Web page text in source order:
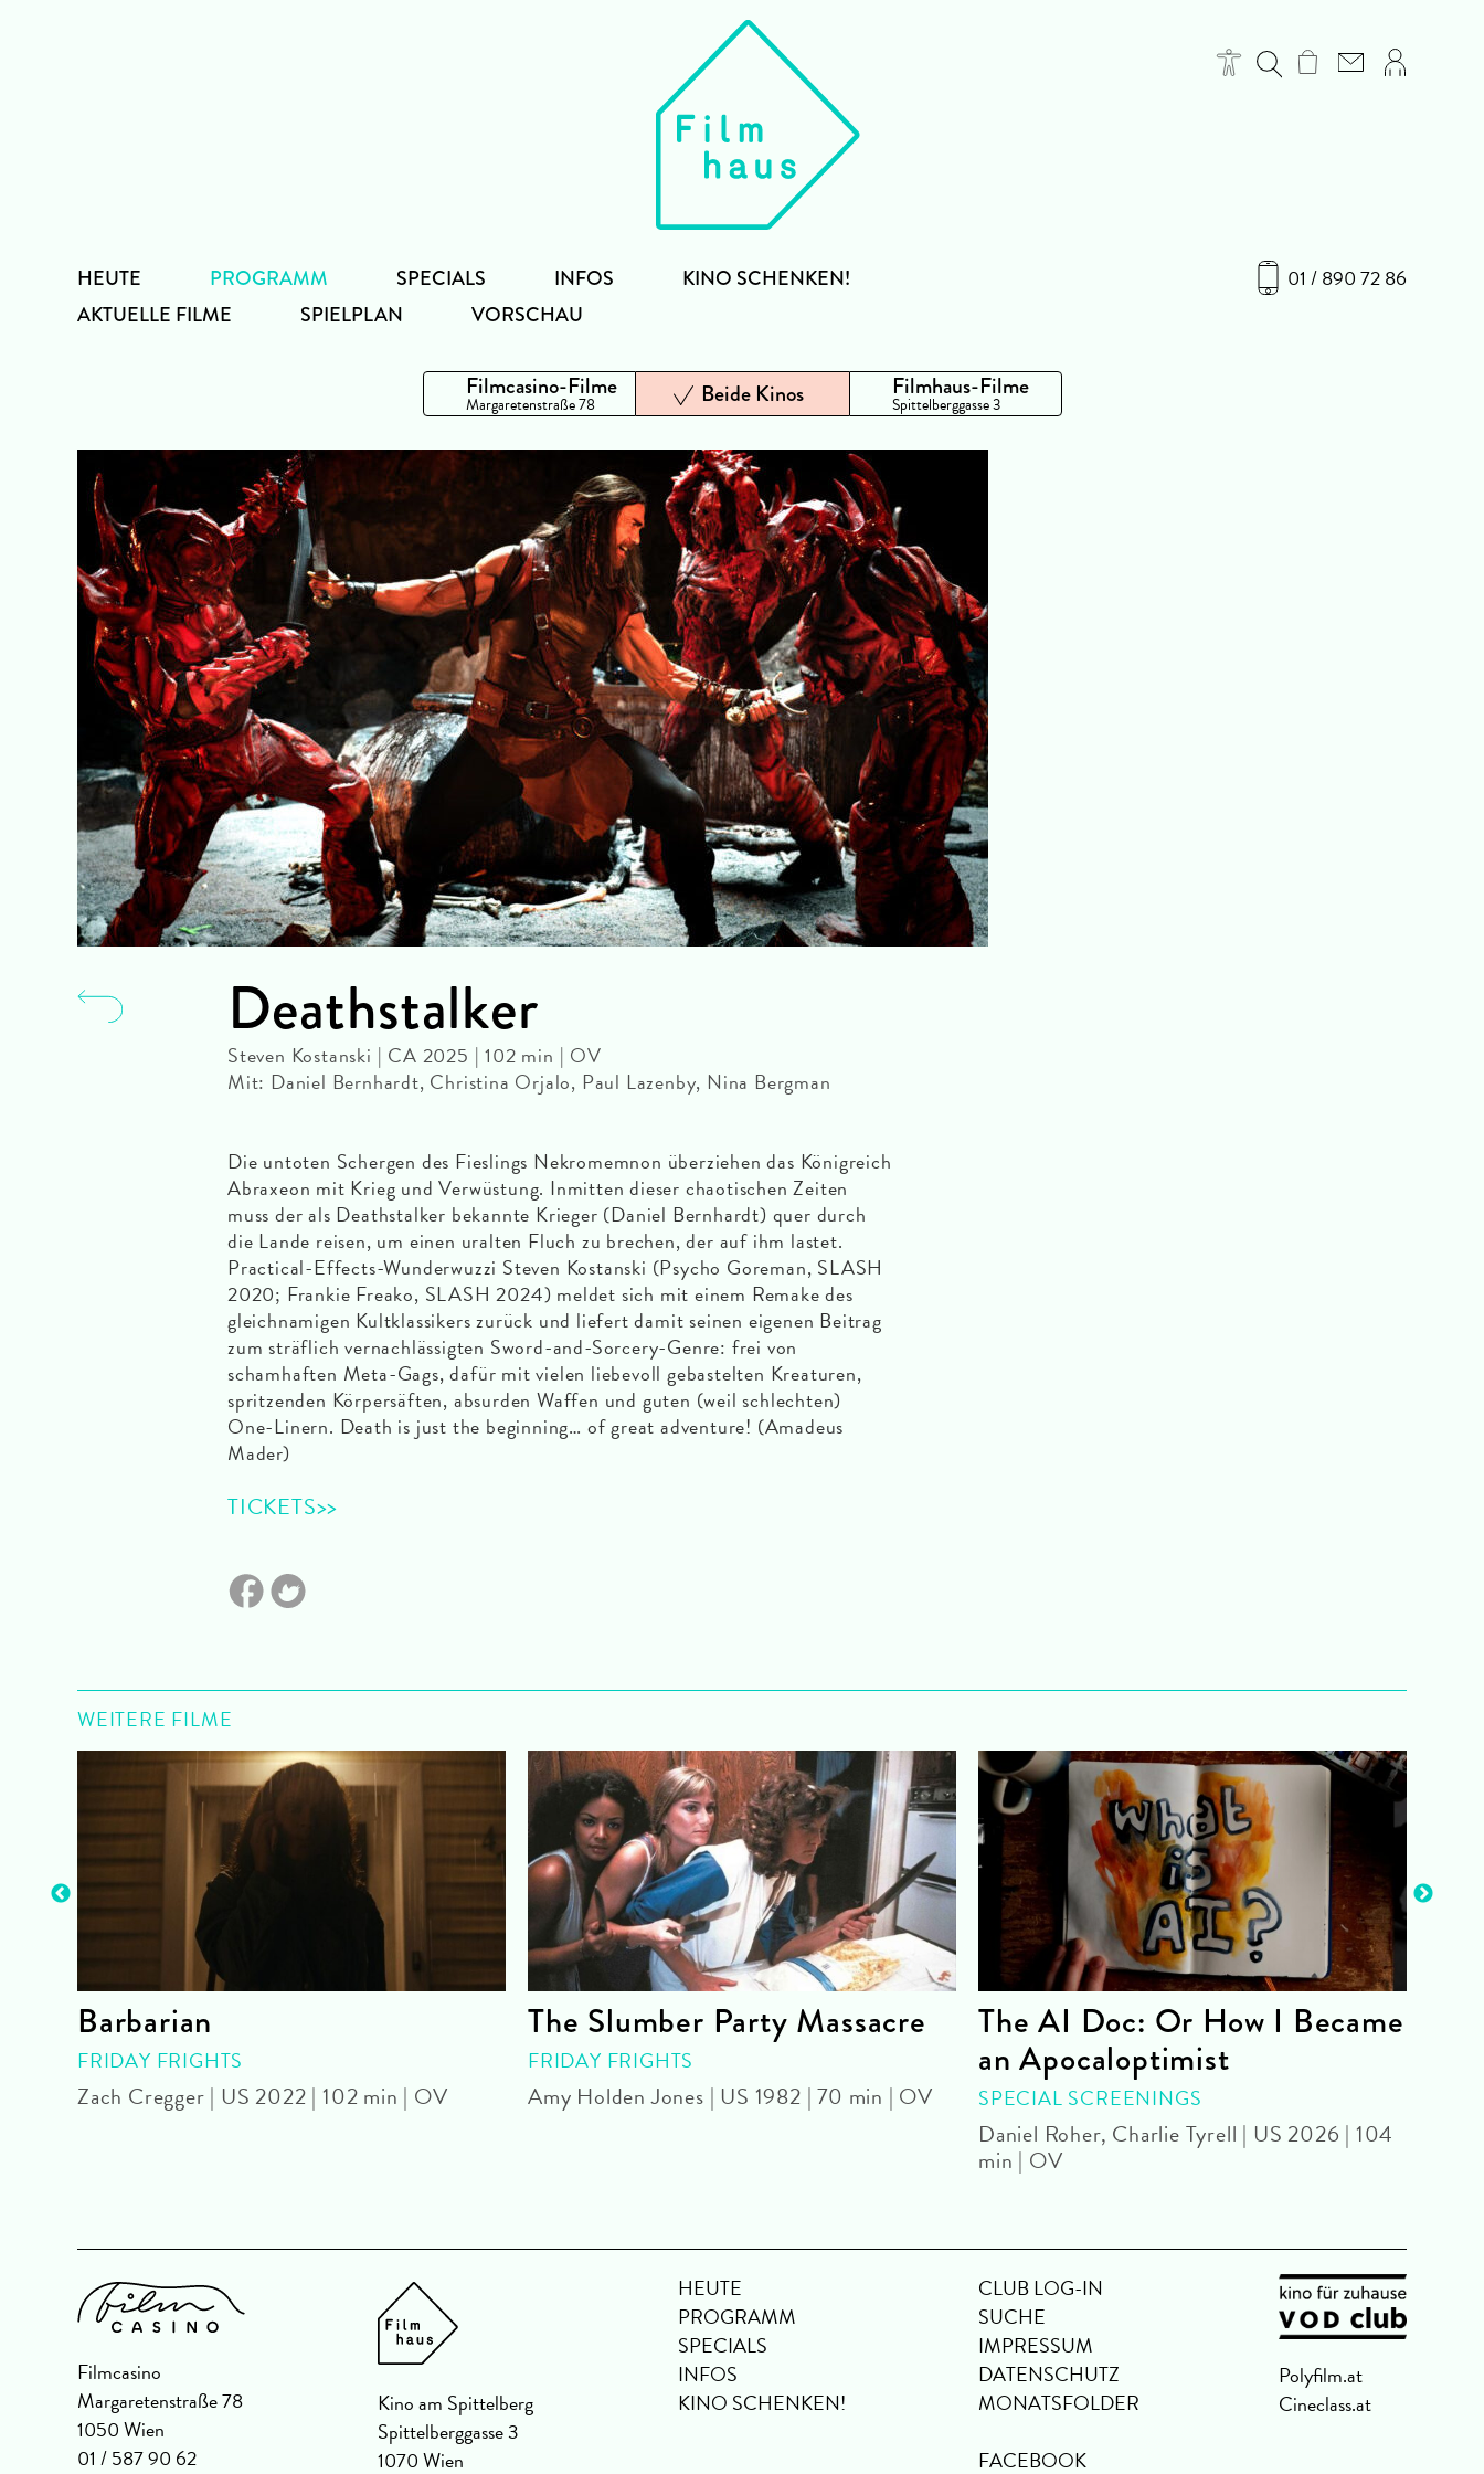
01 / 890 72 86
HEUTE
PROGRAMM
AKTUELLE FILME
SPIELPLAN VORSCHAU
SPECIALS INFOS KINO SCHENKEN!
Filmcasino-Filme
Margaretenstraße 78 Beide Kinos Filmhaus-Filme
Spittelberggasse 3
Deathstalker
Steven Kostanski | CA 2025 | 102 min | OV
Mit: Daniel Bernhardt, Christina Orjalo, Paul Lazenby, Nina Bergman
Die untoten Schergen des Fieslings Nekromemnon überziehen das Königreich
Abraxeon mit Krieg und Verwüstung. Inmitten dieser chaotischen Zeiten
muss der als Deathstalker bekannte Krieger (Daniel Bernhardt) quer durch
die Lande reisen, um einen uralten Fluch zu brechen, der auf ihm lastet.
Practical-Effects-Wunderwuzzi Steven Kostanski (Psycho Goreman, SLASH
2020; Frankie Freako, SLASH 2024) meldet sich mit einem Remake des
gleichnamigen Kultklassikers zurück und liefert damit seinen eigenen Beitrag
zum sträflich vernachlässigten Sword-and-Sorcery-Genre: frei von
schamhaften Meta-Gags, dafür mit vielen liebevoll gebastelten Kreaturen,
spritzenden Körpersäften, absurden Waffen und guten (weil schlechten)
One-Linern. Death is just the beginning… of great adventure! (Amadeus
Mader)
TICKETS>>
WEITERE FILME
Barbarian
FRIDAY FRIGHTS
Zach Cregger | US 2022 | 102 min | OV
The Slumber Party Massacre
FRIDAY FRIGHTS
Amy Holden Jones | US 1982 | 70 min | OV
The AI Doc: Or How I Became
an Apocaloptimist
SPECIAL SCREENINGS
Daniel Roher, Charlie Tyrell | US 2026 | 104
min | OV
Filmcasino
Margaretenstraße 78
1050 Wien
01 / 587 90 62
Kino am Spittelberg
Spittelberggasse 3
1070 Wien
HEUTE
PROGRAMM
SPECIALS
INFOS
KINO SCHENKEN!
CLUB LOG-IN
SUCHE
IMPRESSUM
DATENSCHUTZ
MONATSFOLDER
FACEBOOK
Polyfilm.at
Cineclass.at